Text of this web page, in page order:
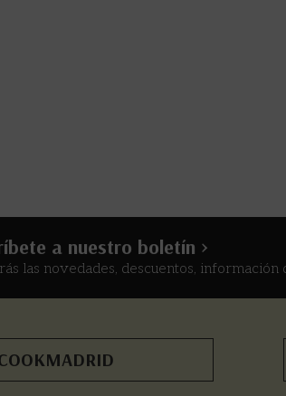
a nuestro boletín >
las novedades, descuentos, información